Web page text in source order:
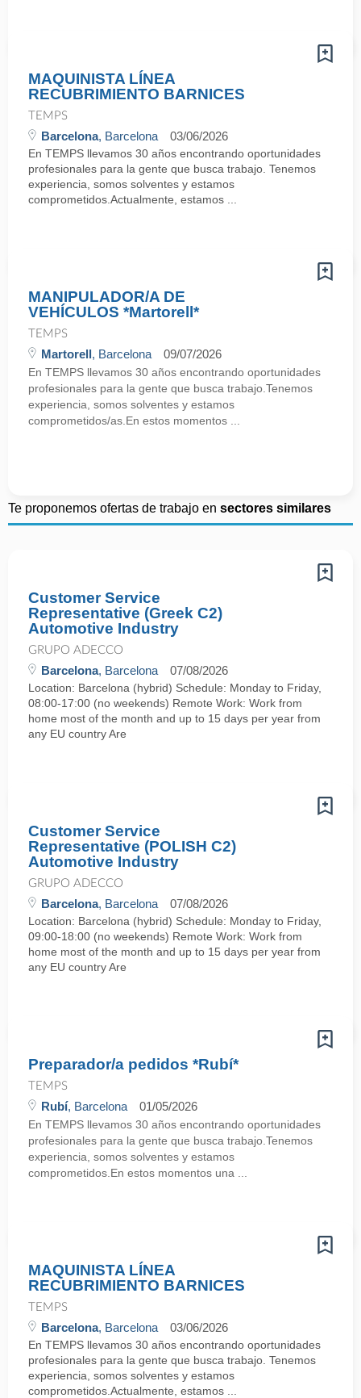
MAQUINISTA LÍNEA
RECUBRIMIENTO BARNICES
TEMPS
Barcelona, Barcelona 03/06/2026
En TEMPS llevamos 30 años encontrando oportunidades
profesionales para la gente que busca trabajo. Tenemos
experiencia, somos solventes y estamos
comprometidos.Actualmente, estamos ...
MANIPULADOR/A DE
VEHÍCULOS *Martorell*
TEMPS
Martorell, Barcelona 09/07/2026
En TEMPS llevamos 30 años encontrando oportunidades
profesionales para la gente que busca trabajo.Tenemos
experiencia, somos solventes y estamos
comprometidos/as.En estos momentos ...
Te proponemos ofertas de trabajo en sectores similares
Customer Service
Representative (Greek C2)
Automotive Industry
GRUPO ADECCO
Barcelona, Barcelona 07/08/2026
Location: Barcelona (hybrid) Schedule: Monday to Friday,
08:00-17:00 (no weekends) Remote Work: Work from
home most of the month and up to 15 days per year from
any EU country Are
Customer Service
Representative (POLISH C2)
Automotive Industry
GRUPO ADECCO
Barcelona, Barcelona 07/08/2026
Location: Barcelona (hybrid) Schedule: Monday to Friday,
09:00-18:00 (no weekends) Remote Work: Work from
home most of the month and up to 15 days per year from
any EU country Are
Preparador/a pedidos *Rubí*
TEMPS
Rubí, Barcelona 01/05/2026
En TEMPS llevamos 30 años encontrando oportunidades
profesionales para la gente que busca trabajo.Tenemos
experiencia, somos solventes y estamos
comprometidos.En estos momentos una ...
MAQUINISTA LÍNEA
RECUBRIMIENTO BARNICES
TEMPS
Barcelona, Barcelona 03/06/2026
En TEMPS llevamos 30 años encontrando oportunidades
profesionales para la gente que busca trabajo. Tenemos
experiencia, somos solventes y estamos
comprometidos.Actualmente, estamos ...